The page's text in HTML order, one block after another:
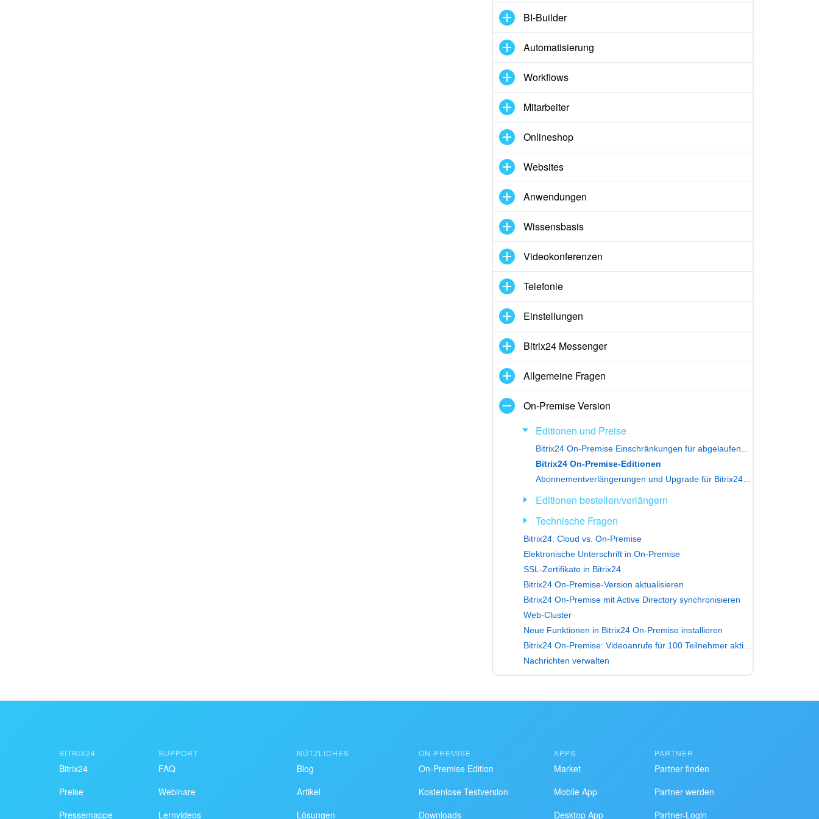
BI-Builder
Automatisierung
Workflows
Mitarbeiter
Onlineshop
Websites
Anwendungen
Wissensbasis
Videokonferenzen
Telefonie
Einstellungen
Bitrix24 Messenger
Allgemeine Fragen
On-Premise Version
Editionen und Preise
Bitrix24 On-Premise-Editionen
Editionen bestellen/verlängern
Technische Fragen
Bitrix24: Cloud vs. On-Premise
Elektronische Unterschrift in On-Premise
SSL-Zertifikate in Bitrix24
Bitrix24 On-Premise-Version aktualisieren
Bitrix24 On-Premise mit Active Directory synchronisieren
Web-Cluster
Neue Funktionen in Bitrix24 On-Premise installieren
Nachrichten verwalten
BITRIX24
Bitrix24
Preise
Pressemappe
SUPPORT
FAQ
Webinare
Lernvideos
NÜTZLICHES
Blog
Artikel
Lösungen
ON-PREMISE
On-Premise Edition
Kostenlose Testversion
Downloads
APPS
Market
Mobile App
Desktop App
PARTNER
Partner finden
Partner werden
Partner-Login